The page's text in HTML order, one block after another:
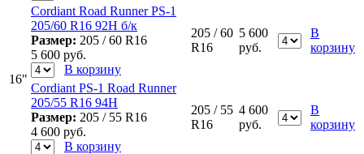
16"
Cordiant Road Runner PS-1
205/60 R16 92H б/к
Размер: 205 / 60 R16
5 600 руб.
В корзину
205 / 60
R16
5 600
руб.
В
корзину
Cordiant PS-1 Road Runner
205/55 R16 94H
Размер: 205 / 55 R16
4 600 руб.
В корзину
205 / 55
R16
4 600
руб.
В
корзину